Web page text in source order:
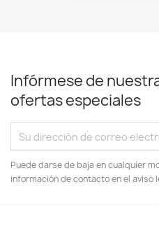
Infórmese de
ofertas especiales
Puede darse de baja en cualquier
información de contacto en el aviso